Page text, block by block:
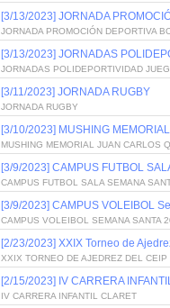
[3/13/2023] JORNADA
JORNADA PROMOCIÓN DEPORTIVA
[3/13/2023] JORNADAS
JORNADAS POLIDEPORTIVIDAD
[3/11/2023] JORNADA RUGBY
JORNADA RUGBY
[3/10/2023] MUSHING
MUSHING MEMORIAL JUAN CARLOS
[3/9/2023] CAMPUS FUTBOL
CAMPUS FUTBOL SALA SEMANA
[3/9/2023] CAMPUS VOLEIBOL
CAMPUS VOLEIBOL SEMANA SANTA
[2/23/2023] XXIX Torneo de
XXIX TORNEO DE AJEDREZ DEL
[2/15/2023] IV CARRERA
IV CARRERA INFANTIL CLARET